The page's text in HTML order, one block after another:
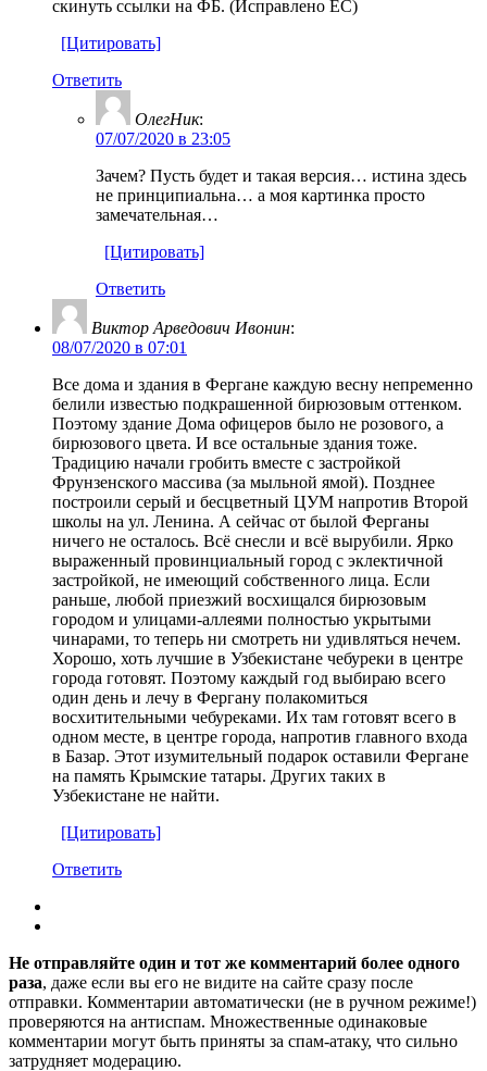
скинуть ссылки на ФБ. (Исправлено ЕС)
[Цитировать]
Ответить
ОлегНик:
07/07/2020 в 23:05
Зачем? Пусть будет и такая версия… истина здесь
не принципиальна… а моя картинка просто
замечательная…
[Цитировать]
Ответить
Виктор Арведович Ивонин:
08/07/2020 в 07:01
Все дома и здания в Фергане каждую весну непременно
белили известью подкрашенной бирюзовым оттенком.
Поэтому здание Дома офицеров было не розового, а
бирюзового цвета. И все остальные здания тоже.
Традицию начали гробить вместе с застройкой
Фрунзенского массива (за мыльной ямой). Позднее
построили серый и бесцветный ЦУМ напротив Второй
школы на ул. Ленина. А сейчас от былой Ферганы
ничего не осталось. Всё снесли и всё вырубили. Ярко
выраженный провинциальный город с эклектичной
застройкой, не имеющий собственного лица. Если
раньше, любой приезжий восхищался бирюзовым
городом и улицами-аллеями полностью укрытыми
чинарами, то теперь ни смотреть ни удивляться нечем.
Хорошо, хоть лучшие в Узбекистане чебуреки в центре
города готовят. Поэтому каждый год выбираю всего
один день и лечу в Фергану полакомиться
восхитительными чебуреками. Их там готовят всего в
одном месте, в центре города, напротив главного входа
в Базар. Этот изумительный подарок оставили Фергане
на память Крымские татары. Других таких в
Узбекистане не найти.
[Цитировать]
Ответить
Не отправляйте один и тот же комментарий более одного
раза, даже если вы его не видите на сайте сразу после
отправки. Комментарии автоматически (не в ручном режиме!)
проверяются на антиспам. Множественные одинаковые
комментарии могут быть приняты за спам-атаку, что сильно
затрудняет модерацию.